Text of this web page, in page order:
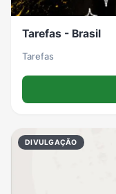
Tarefas - Brasil
Tarefas
DIVULGAÇÃO